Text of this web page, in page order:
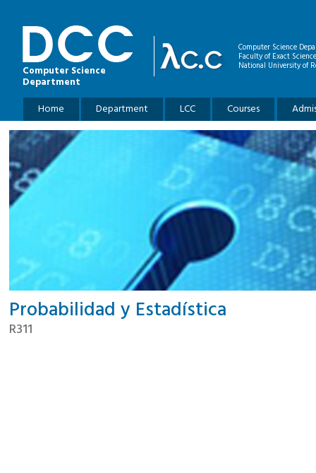
Computer Science
Department
Computer Science
Faculty of Exact
National University of
Main menu
Home Department LCC Courses
Probabilidad y Estadística
R311